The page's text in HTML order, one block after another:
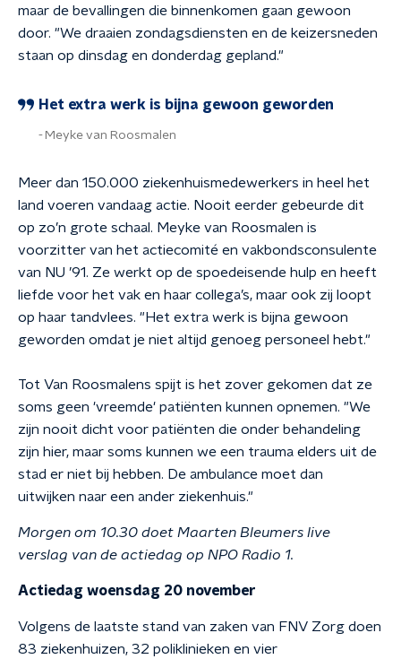
maar de bevallingen die binnenkomen gaan gewoon
door. "We draaien zondagsdiensten en de keizersneden
staan op dinsdag en donderdag gepland."
Het extra werk is bijna gewoon geworden
Meyke van Roosmalen
Meer dan 150.000 ziekenhuismedewerkers in heel het
land voeren vandaag actie. Nooit eerder gebeurde dit
op zo’n grote schaal. Meyke van Roosmalen is
voorzitter van het actiecomité en vakbondsconsulente
van NU ’91. Ze werkt op de spoedeisende hulp en heeft
liefde voor het vak en haar collega’s, maar ook zij loopt
op haar tandvlees. "Het extra werk is bijna gewoon
geworden omdat je niet altijd genoeg personeel hebt."
Tot Van Roosmalens spijt is het zover gekomen dat ze
soms geen 'vreemde' patiënten kunnen opnemen. "We
zijn nooit dicht voor patiënten die onder behandeling
zijn hier, maar soms kunnen we een trauma elders uit de
stad er niet bij hebben. De ambulance moet dan
uitwijken naar een ander ziekenhuis."
Morgen om 10.30 doet Maarten Bleumers live
verslag van de actiedag op NPO Radio 1.
Actiedag woensdag 20 november
Volgens de laatste stand van zaken van FNV Zorg doen
83 ziekenhuizen, 32 poliklinieken en vier